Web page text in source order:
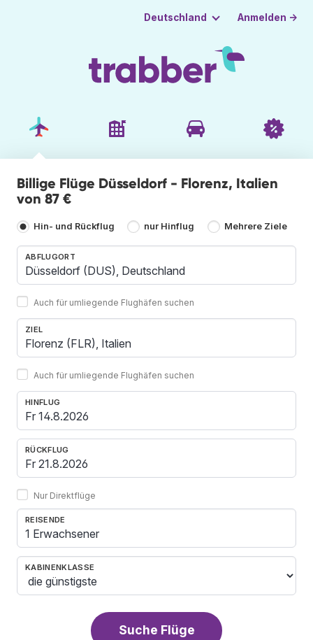
Deutschland Anmelden →
Billige Flüge Düsseldorf - Florenz, Italien
von 87 €
Hin- und Rückflug nur Hinflug Mehrere Ziele
ABFLUGORT
Auch für umliegende Flughäfen suchen
ZIEL
Auch für umliegende Flughäfen suchen
HINFLUG
RÜCKFLUG
Nur Direktflüge
REISENDE
1 Erwachsener
KABINENKLASSE
Suche Flüge